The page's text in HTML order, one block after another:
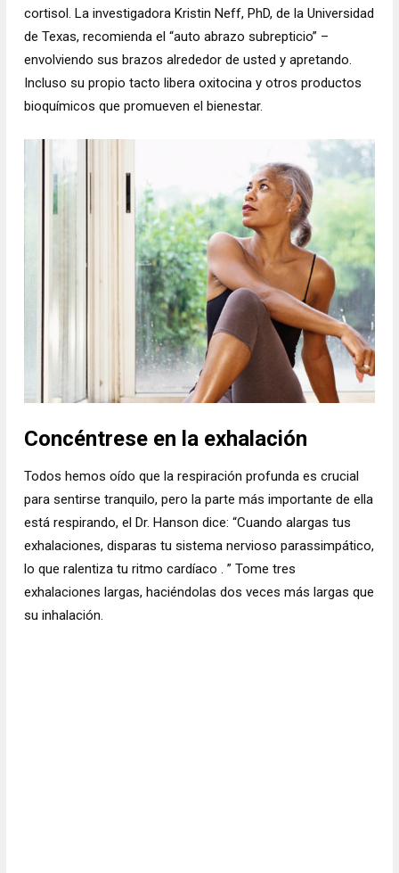
cortisol. La investigadora Kristin Neff, PhD, de la Universidad
de Texas, recomienda el “auto abrazo subrepticio” –
envolviendo sus brazos alrededor de usted y apretando.
Incluso su propio tacto libera oxitocina y otros productos
bioquímicos que promueven el bienestar.
Concéntrese en la exhalación
Todos hemos oído que la respiración profunda es crucial
para sentirse tranquilo, pero la parte más importante de ella
está respirando, el Dr. Hanson dice: “Cuando alargas tus
exhalaciones, disparas tu sistema nervioso parassimpático,
lo que ralentiza tu ritmo cardíaco . ” Tome tres
exhalaciones largas, haciéndolas dos veces más largas que
su inhalación.